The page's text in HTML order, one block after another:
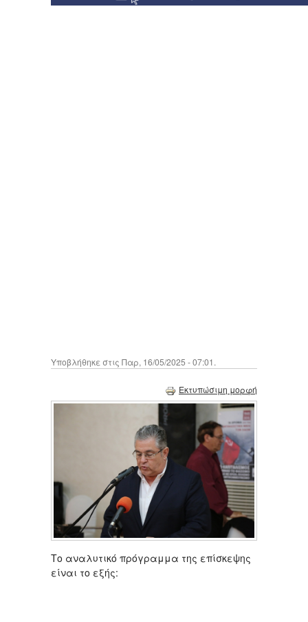
Υποβλήθηκε στις Παρ, 16/05/2025 - 07:01.
Εκτυπώσιμη μορφή
Το αναλυτικό πρόγραμμα της επίσκεψης
είναι το εξής: